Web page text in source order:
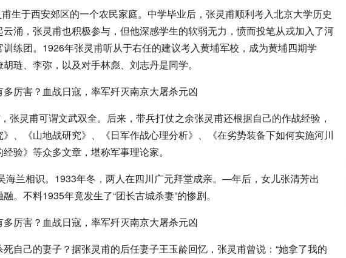
生于西安郊区的一个农民家庭。中学毕业后，张灵甫顺利考入北京大学历史
涌，张灵甫也积极参与，但他深感学生的软弱无力，愤而投笔从戎加入了河
练团。1926年张灵甫听从于右任的建议考入黄埔军校，成为黄埔四期学
琏、李弥，以及对手林彪、刘志丹是同学。
张灵甫可谓文武双全。后来，带兵打仗之余张灵甫还根据自己的作战经验，
、《山地战研究》、《日军作战心理分析》、《在劣势装备下如何实施河川
验》等众多文章，堪称军事理论家。
海兰相识。1933年冬，两人在四川广元拜堂成亲。—年后，女儿张清芳出
。不料1935年竟发生了“团长古城杀妻”的惨剧。
自己的妻子？据张灵甫的后任妻子王玉龄回忆，张灵甫曾说：“她拿了我的